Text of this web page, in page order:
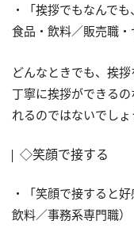
・「挨拶でもなんで
食品・飲料／販売職・
どんなときでも、挨
丁寧に挨拶ができる
れるのではないでしょ
◇笑顔で接する
・「笑顔で接すると
飲料／事務系専門職）